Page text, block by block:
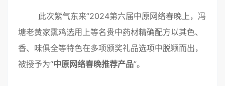
此次紫气东来”2024第六届中原网络春晚上，冯
塘老黄家熏鸡选用上等名贵中药材精确配方以其色、
香、味俱全等特色在多项颁奖礼品选项中脱颖而出，
被授予为“中原网络春晚推荐产品”。